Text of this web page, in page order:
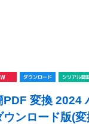
PDF 変換 2024
ウンロード版(